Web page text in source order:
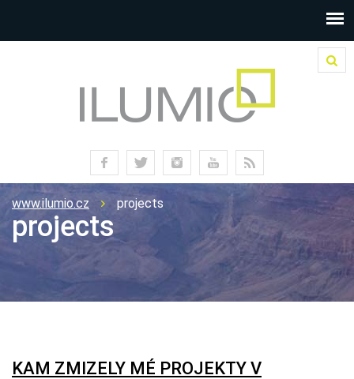
www.ilumio.cz projects
projects
KAM ZMIZELY MÉ PROJEKTY V